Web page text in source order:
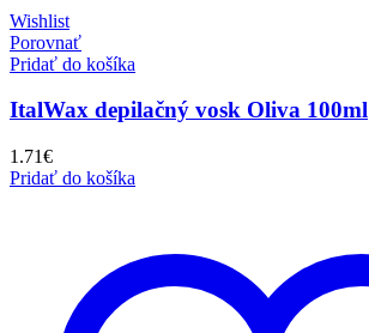
Wishlist
Porovnať
Pridať do košíka
ItalWax depilačný vosk Oliva 100ml
1.71€
Pridať do košíka